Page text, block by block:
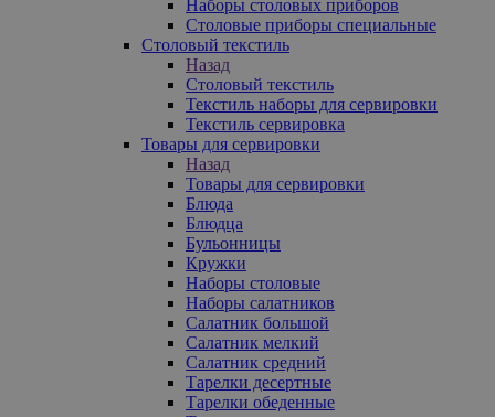
Наборы столовых приборов
Столовые приборы специальные
Столовый текстиль
Назад
Столовый текстиль
Текстиль наборы для сервировки
Текстиль сервировка
Товары для сервировки
Назад
Товары для сервировки
Блюда
Блюдца
Бульонницы
Кружки
Наборы столовые
Наборы салатников
Салатник большой
Салатник мелкий
Салатник средний
Тарелки десертные
Тарелки обеденные